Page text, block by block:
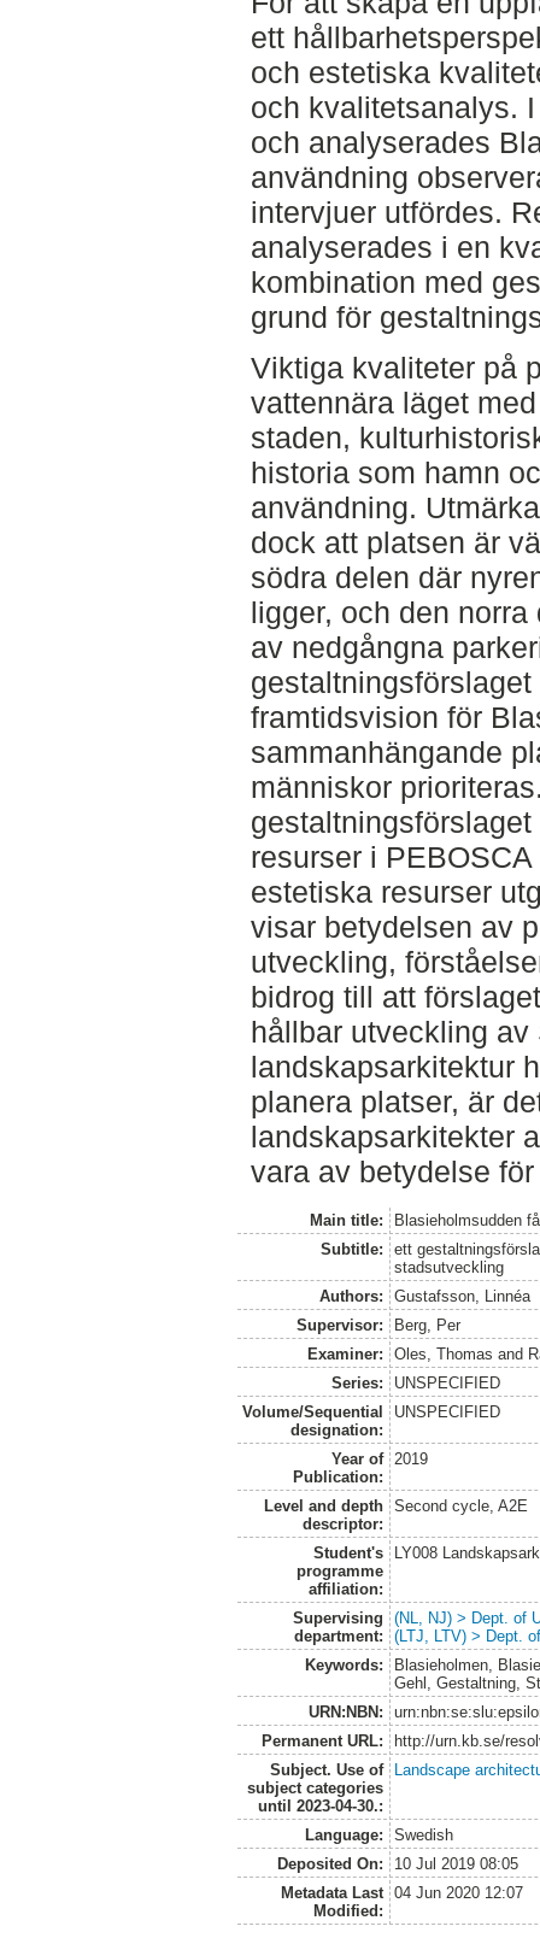
ett
och estetiska
och kvalitetsanalys.
och analyserades
användning
intervjuer utfördes.
analyserades i en
kombination med
grund för
Viktiga kvaliteter på
vattennära läget
staden,
historia som hamn
användning.
dock att platsen är
södra delen där
ligger, och den
av nedgångna
framtidsvision för
sammanhängande
människor
resurser i
estetiska resurser
visar betydelsen av
utveckling,
bidrog till att
hållbar utveckling
landskapsarkitektur
planera platser, är
landskapsarkitekter
vara av betydelse
Main title:
Blasieholmsudden
Subtitle:
ett
stadsutveckling
Authors:
Gustafsson, Linnéa
Supervisor:
Berg, Per
Examiner:
Oles, Thomas and
Series:
UNSPECIFIED
Volume/Sequential
designation:
UNSPECIFIED
Year of
Publication:
2019
Level and depth
descriptor:
Second cycle, A2E
Student's
programme
affiliation:
LY008
Supervising
department:
(NL, NJ) > Dept. of
(LTJ, LTV) > Dept.
Keywords:
Blasieholmen,
Gehl, Gestaltning,
URN:NBN:
Permanent URL:
http://urn.kb.se/
Subject. Use of
subject categories
until 2023-04-30.:
Landscape
Language:
Swedish
Deposited On:
10 Jul 2019 08:05
Metadata Last
Modified:
04 Jun 2020 12:07